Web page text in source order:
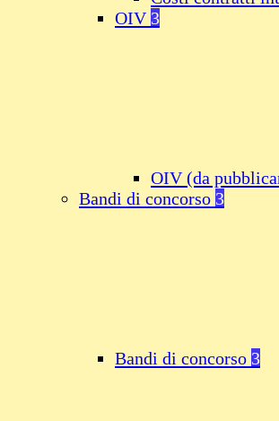
OIV 3
OIV (da
Bandi di concorso 3
Bandi di concorso 3